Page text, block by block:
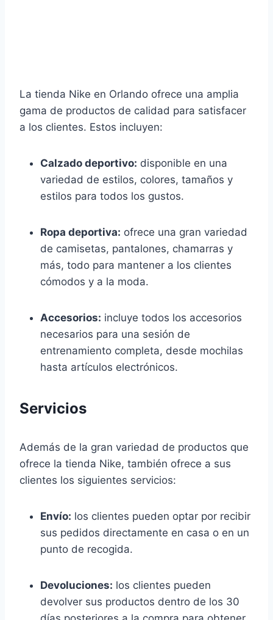
La tienda Nike en Orlando ofrece una amplia
gama de productos de calidad para satisfacer
a los clientes. Estos incluyen:
Calzado deportivo: disponible en una
variedad de estilos, colores, tamaños y
estilos para todos los gustos.
Ropa deportiva: ofrece una gran variedad
de camisetas, pantalones, chamarras y
más, todo para mantener a los clientes
cómodos y a la moda.
Accesorios: incluye todos los accesorios
necesarios para una sesión de
entrenamiento completa, desde mochilas
hasta artículos electrónicos.
Servicios
Además de la gran variedad de productos que
ofrece la tienda Nike, también ofrece a sus
clientes los siguientes servicios:
Envío: los clientes pueden optar por recibir
sus pedidos directamente en casa o en un
punto de recogida.
Devoluciones: los clientes pueden
devolver sus productos dentro de los 30